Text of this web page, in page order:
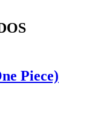
Piece)